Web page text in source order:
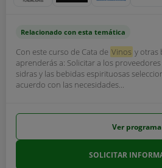
Relacionado con esta temática
Con este curso de Cata de Vinos y otras
aprenderás a: Solicitar a los
sidras y las bebidas espirituosas
acuerdo con las necesidades...
Ver programa
SOLICITAR